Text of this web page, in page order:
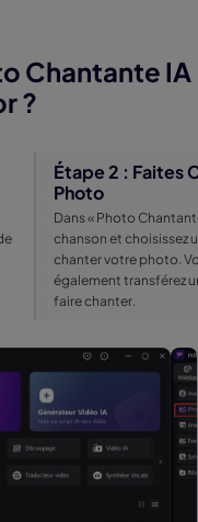
Chantante IA
?
Étape 2 : Faites
Photo
Dans « Photo
chanson et choisissez
chanter votre photo.
également transférez
faire chanter.